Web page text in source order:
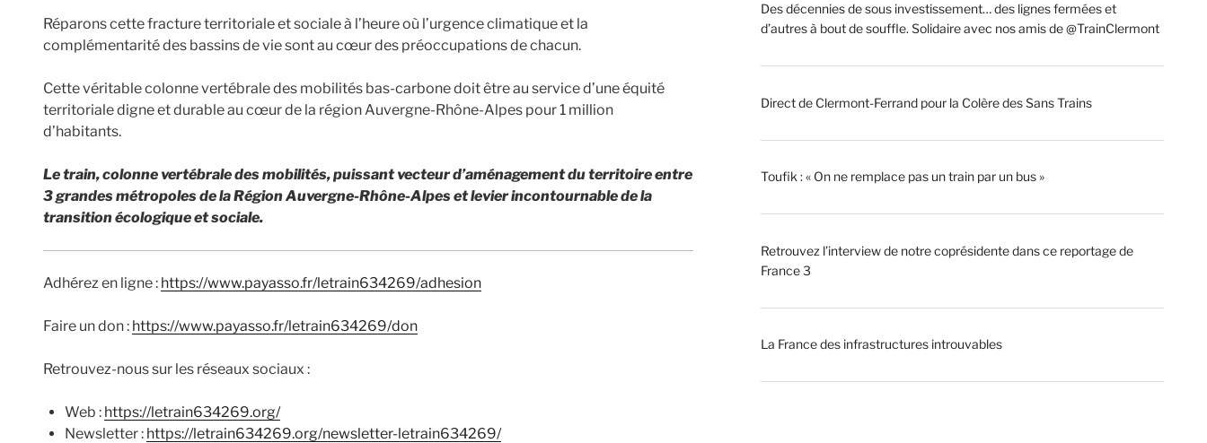
Réparons cette fracture territoriale et sociale à l’heure où l’urgence climatique et la
complémentarité des bassins de vie sont au cœur des préoccupations de chacun.
Cette véritable colonne vertébrale des mobilités bas-carbone doit être au service d’une équité
territoriale digne et durable au cœur de la région Auvergne-Rhône-Alpes pour 1 million
d’habitants.
Le train, colonne vertébrale des mobilités, puissant vecteur d’aménagement du territoire entre
3 grandes métropoles de la Région Auvergne-Rhône-Alpes et levier incontournable de la
transition écologique et sociale.
Adhérez en ligne : https://www.payasso.fr/letrain634269/adhesion
Faire un don : https://www.payasso.fr/letrain634269/don
Retrouvez-nous sur les réseaux sociaux :
Web : https://letrain634269.org/
Newsletter : https://letrain634269.org/newsletter-letrain634269/
Des décennies de sous investissement… des lignes fermées et
d’autres à bout de souffle. Solidaire avec nos amis de @TrainClermont
Direct de Clermont-Ferrand pour la Colère des Sans Trains
Toufik : « On ne remplace pas un train par un bus »
Retrouvez l’interview de notre coprésidente dans ce reportage de
France 3
La France des infrastructures introuvables